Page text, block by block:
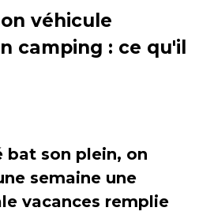
véhicule
camping : ce qu'il
bat son plein, on
semaine une
vacances remplie